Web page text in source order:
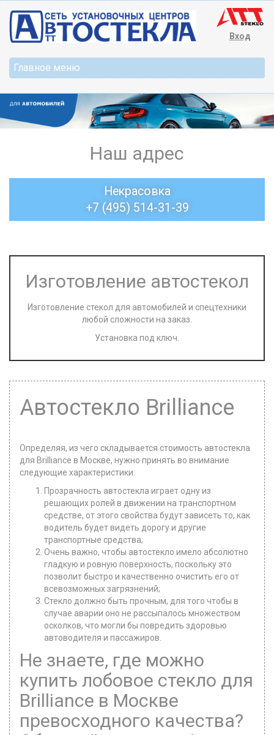
Вход
Наш адрес
Некрасовка
+7 (495) 514-31-39
Изготовление автостекол
Изготовление стекол для автомобилей и спецтехники
любой сложности на заказ.
Установка под ключ.
Автостекло Brilliance
Определяя, из чего складывается стоимость автостекла
для Brilliance в Москве, нужно принять во внимание
следующие характеристики:
Прозрачность автостекла играет одну из
решающих ролей в движении на транспортном
средстве, от этого свойства будут зависеть то, как
водитель будет видеть дорогу и другие
транспортные средства;
Очень важно, чтобы автостекло имело абсолютно
гладкую и ровную поверхность, поскольку это
позволит быстро и качественно очистить его от
всевозможных загрязнений;
Стекло должно быть прочным, для того чтобы в
случае аварии оно не рассыпалось множеством
осколков, что могли бы повредить здоровью
автоводителя и пассажиров.
Не знаете, где можно
купить лобовое стекло для
Brilliance в Москве
превосходного качества?